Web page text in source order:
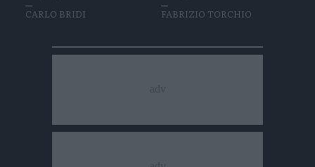
CARLO BRIDI FABRIZIO TORCHIO